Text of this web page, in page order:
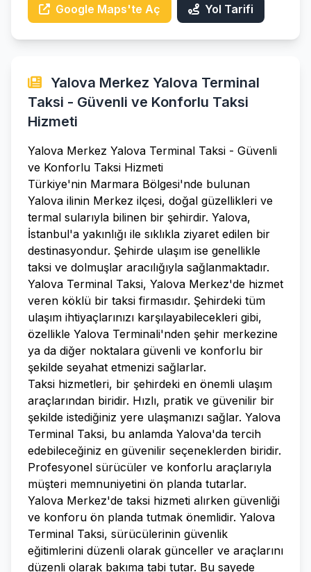
Google Maps'te Aç Yol Tarifi
Yalova Merkez Yalova Terminal
Taksi - Güvenli ve Konforlu Taksi
Hizmeti
Yalova Merkez Yalova Terminal Taksi - Güvenli
ve Konforlu Taksi Hizmeti
Türkiye'nin Marmara Bölgesi'nde bulunan
Yalova ilinin Merkez ilçesi, doğal güzellikleri ve
termal sularıyla bilinen bir şehirdir. Yalova,
İstanbul'a yakınlığı ile sıklıkla ziyaret edilen bir
destinasyondur. Şehirde ulaşım ise genellikle
taksi ve dolmuşlar aracılığıyla sağlanmaktadır.
Yalova Terminal Taksi, Yalova Merkez'de hizmet
veren köklü bir taksi firmasıdır. Şehirdeki tüm
ulaşım ihtiyaçlarınızı karşılayabilecekleri gibi,
özellikle Yalova Terminali'nden şehir merkezine
ya da diğer noktalara güvenli ve konforlu bir
şekilde seyahat etmenizi sağlarlar.
Taksi hizmetleri, bir şehirdeki en önemli ulaşım
araçlarından biridir. Hızlı, pratik ve güvenilir bir
şekilde istediğiniz yere ulaşmanızı sağlar. Yalova
Terminal Taksi, bu anlamda Yalova'da tercih
edebileceğiniz en güvenilir seçeneklerden biridir.
Profesyonel sürücüler ve konforlu araçlarıyla
müşteri memnuniyetini ön planda tutarlar.
Yalova Merkez'de taksi hizmeti alırken güvenliği
ve konforu ön planda tutmak önemlidir. Yalova
Terminal Taksi, sürücülerinin güvenlik
eğitimlerini düzenli olarak günceller ve araçlarını
düzenli olarak bakıma tabi tutar. Bu sayede